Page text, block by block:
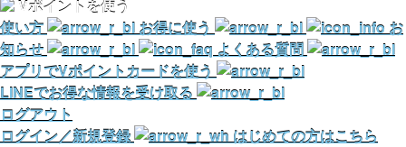
Vポイントを使う
使い方
お得に使う
お
知らせ
よくある質問
アプリでVポイントカードを使う
LINEでお得な情報を受け取る
ログアウト
ログイン／新規登録
はじめての方はこちら